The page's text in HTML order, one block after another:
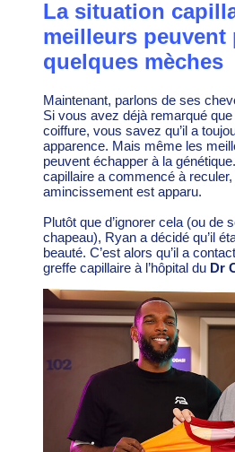
La situation
meilleurs peuvent
quelques mèches
Maintenant, parlons de ses
Si vous avez déjà remarqué
coiffure, vous savez qu’il a
apparence. Mais même les
peuvent échapper à la
capillaire a commencé à
amincissement est apparu.
Plutôt que d’ignorer cela (ou de
chapeau), Ryan a décidé qu’il
beauté. C’est alors qu’il a
greffe capillaire à l’hôpital du Dr